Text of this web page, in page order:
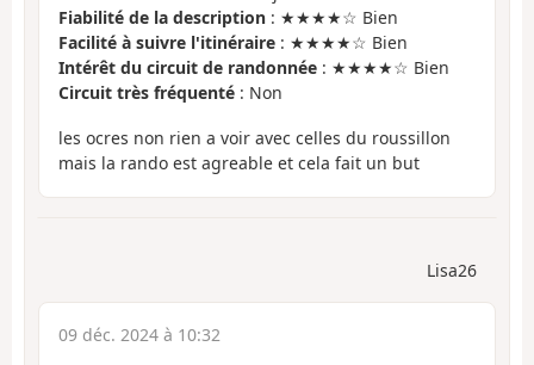
Fiabilité de la description : ★★★★☆ Bien
Facilité à suivre l'itinéraire : ★★★★☆ Bien
Intérêt du circuit de randonnée : ★★★★☆ Bien
Circuit très fréquenté : Non
les ocres non rien a voir avec celles du roussillon
mais la rando est agreable et cela fait un but
Lisa26
09 déc. 2024 à 10:32